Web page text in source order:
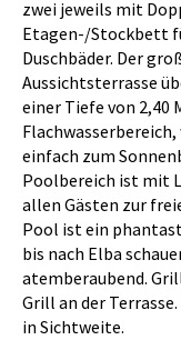
zwei jeweils mit
Etagen-/Stockbett
Duschbäder. Der
Aussichtsterrasse
einer Tiefe von 2,40
einfach zum
Poolbereich ist mit
allen Gästen zur
Pool ist ein
bis nach Elba
atemberaubend.
Grill an der
in Sichtweite.